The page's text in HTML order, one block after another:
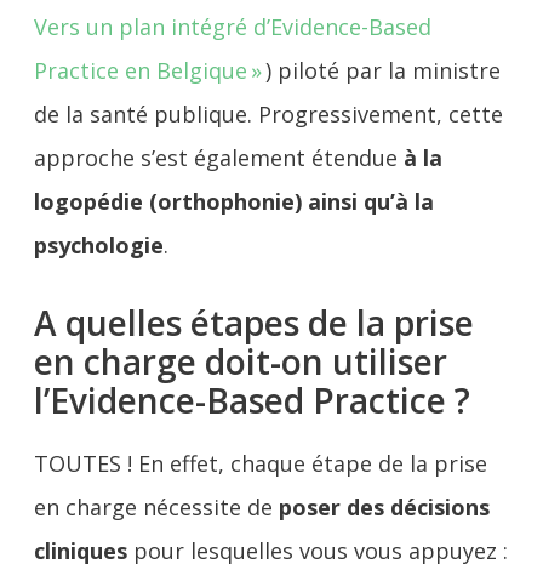
Vers un plan intégré d’Evidence-Based
Practice en Belgique ») piloté par la ministre
de la santé publique. Progressivement, cette
approche s’est également étendue à la
logopédie (orthophonie) ainsi qu’à la
psychologie.
A quelles étapes de la prise
en charge doit-on utiliser
l’Evidence-Based Practice ?
TOUTES ! En effet, chaque étape de la prise
en charge nécessite de poser des décisions
cliniques pour lesquelles vous vous appuyez :